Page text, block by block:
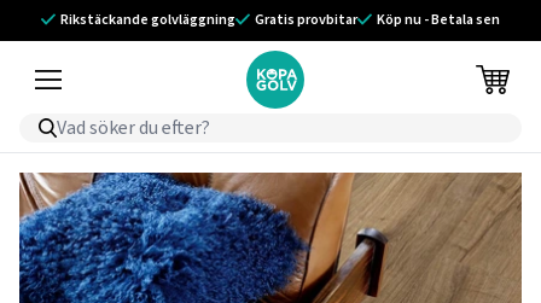
Rikstäckande golvläggning Gratis provbitar Köp nu - Betala sen